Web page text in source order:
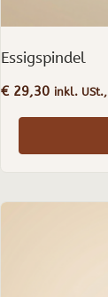
Essigspindel
€29,30 inkl.